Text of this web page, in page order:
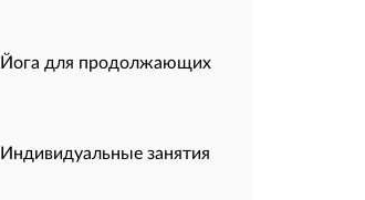
Йога для продолжающих
Индивидуальные занятия